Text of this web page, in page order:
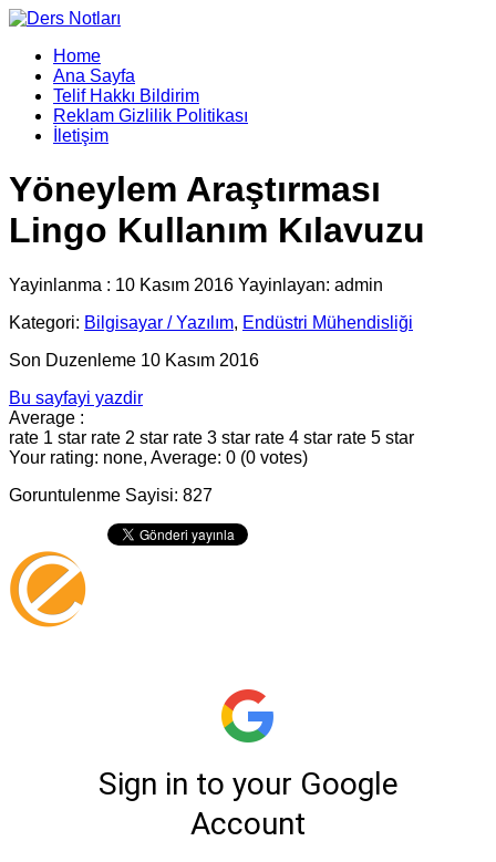
Home
Ana Sayfa
Telif Hakkı Bildirim
Reklam Gizlilik Politikası
İletişim
Yöneylem Araştırması
Lingo Kullanım Kılavuzu
Yayinlanma : 10 Kasım 2016 Yayinlayan: admin
Kategori: Bilgisayar / Yazılım, Endüstri Mühendisliği
Son Duzenleme 10 Kasım 2016
Bu sayfayi yazdir
Average :
rate 1 star rate 2 star rate 3 star rate 4 star rate 5 star
Your rating: none, Average: 0 (0 votes)
Goruntulenme Sayisi: 827